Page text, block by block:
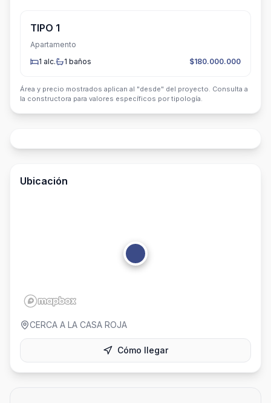
TIPO 1
Apartamento
1 alc. 1 baños $180.000.000
Área y precio mostrados aplican al "desde" del proyecto. Consulta a
la constructora para valores específicos por tipología.
Ubicación
CERCA A LA CASA ROJA
Cómo llegar